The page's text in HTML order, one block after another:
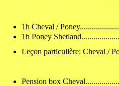
1h Cheval /
1h Poney
Leçon particulière: Cheval /
Pension box